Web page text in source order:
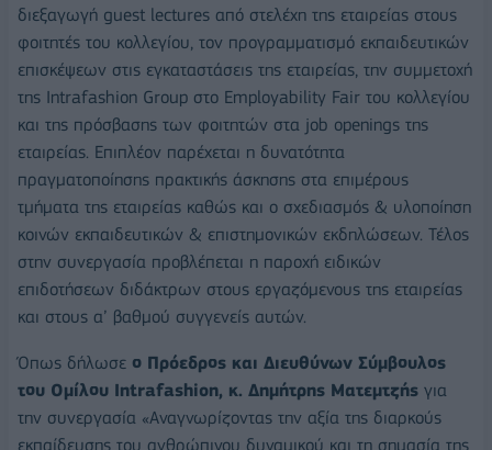
διεξαγωγή guest lectures από στελέχη της εταιρείας στους
φοιτητές του κολλεγίου, τον προγραμματισμό εκπαιδευτικών
επισκέψεων στις εγκαταστάσεις της εταιρείας, την συμμετοχή
της Intrafashion Group στο Employability Fair του κολλεγίου
και της πρόσβασης των φοιτητών στα job openings της
εταιρείας. Eπιπλέον παρέχεται η δυνατότητα
πραγματοποίησης πρακτικής άσκησης στα επιμέρους
τμήματα της εταιρείας καθώς και ο σχεδιασμός & υλοποίηση
κοινών εκπαιδευτικών & επιστημονικών εκδηλώσεων. Τέλος
στην συνεργασία προβλέπεται η παροχή ειδικών
επιδοτήσεων διδάκτρων στους εργαζόμενους της εταιρείας
και στους α’ βαθμού συγγενείς αυτών.
Όπως δήλωσε ο Πρόεδρος και Διευθύνων Σύμβουλος
του Ομίλου Ιntrafashion, κ. Δημήτρης Ματεμτζής για
την συνεργασία «Αναγνωρίζοντας την αξία της διαρκούς
εκπαίδευσης του ανθρώπινου δυναμικού και τη σημασία της